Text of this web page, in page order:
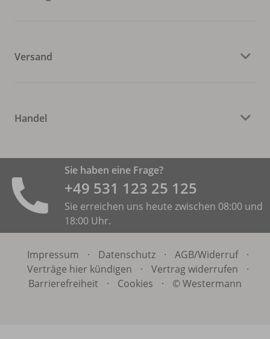
Versand
Handel
Sie haben eine Frage?
+49 531 ­123 25 125
Sie erreichen uns heute zwischen 08:00 und
18:00 Uhr.
Impressum · Datenschutz · AGB/Widerruf
·
Verträge hier kündigen
· Vertrag widerrufen
·
Barrierefreiheit
· Cookies · © Westermann